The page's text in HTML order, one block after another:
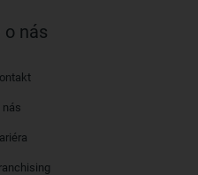
o nás
nás